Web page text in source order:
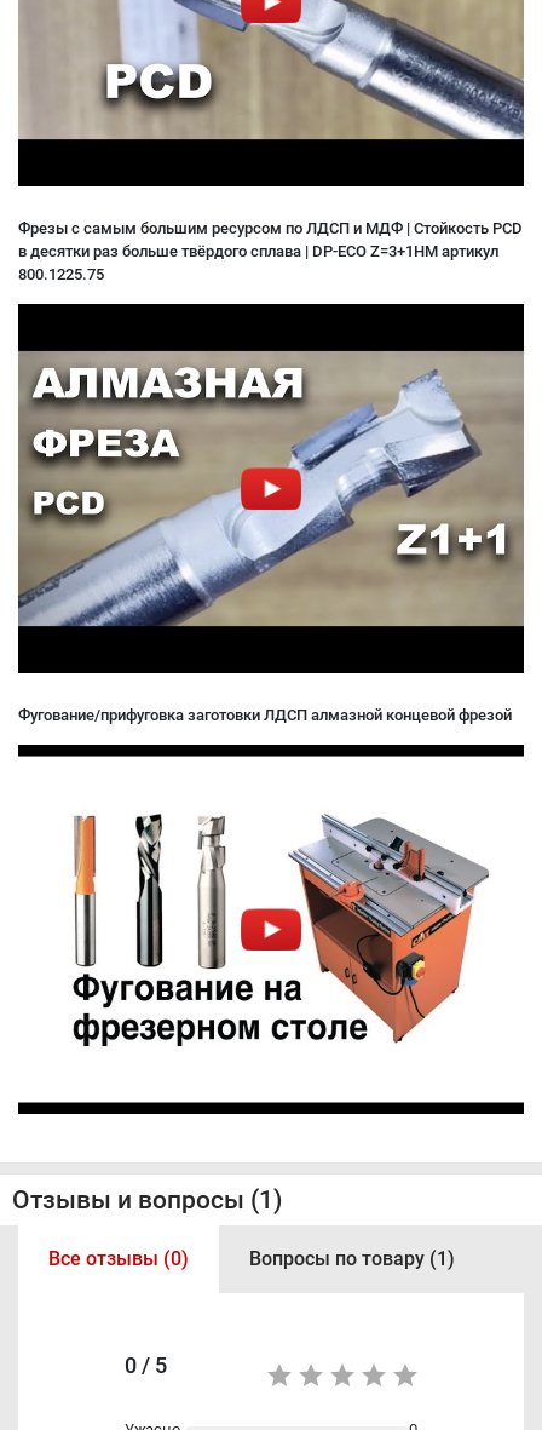
Фрезы с самым большим ресурсом по ЛДСП и МДФ | Стойкость PCD
в десятки раз больше твёрдого сплава | DP-ECO Z=3+1HM артикул
800.1225.75
Фугование/прифуговка заготовки ЛДСП алмазной концевой фрезой
Отзывы и вопросы (1)
Все отзывы (0) Вопросы по товару (1)
0 / 5